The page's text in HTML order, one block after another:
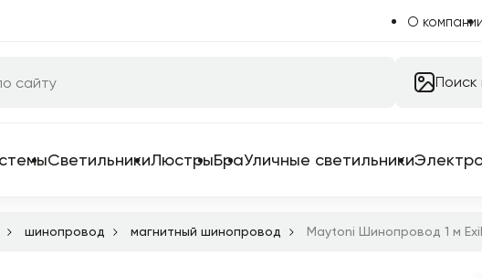
О компании
Поиск
СветильникиЛюстрыБраУличные светильники
шинопровод магнитный шинопровод Maytoni Шинопровод 1 м